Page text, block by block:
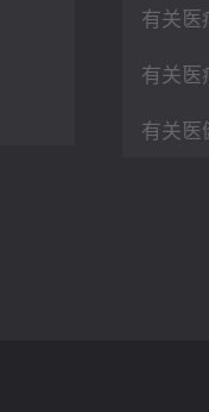
有关医
有关医
有关医